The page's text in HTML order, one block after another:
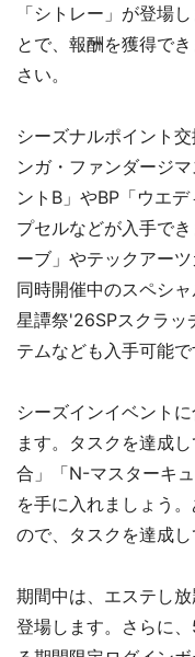
「シトレー」が登場
とで、報酬を獲得で
さい。
シーズナルポイント
ンガ・ファンダージ
ントB」やBP「ウエ
プセルなどが入手で
ーブ」やテックアー
同時開催中のスペシ
星譚祭'26SPスクラッ
テムなども入手可能で
シーズインイベント
ます。タスクを達成
合」「N-マスターキ
を手に入れましょう
ので、タスクを達成し
期間中は、エステし
登場します。さらに